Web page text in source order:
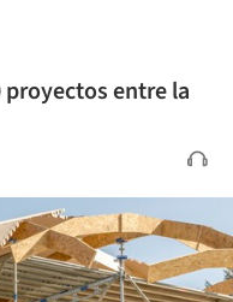
entre la